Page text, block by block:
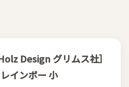
Design グリムス社］
インボー 小